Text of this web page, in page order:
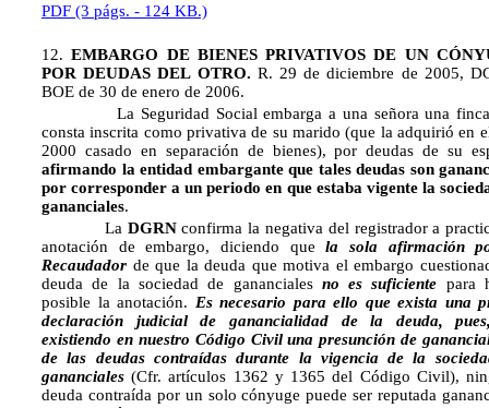
PDF (3 págs. - 124 KB.)
12.EMBARGO DE BIENES PRIVATIVOS DE UN
POR DEUDAS DEL OTRO. R. 29 de diciembre de 2005,
BOE de 30 de enero de 2006.
La Seguridad Social embarga a una señora una
consta inscrita como privativa de su marido (que la adquirió en
2000 casado en separación de bienes), por deudas de su
afirmando la entidad embargante que tales deudas son
por corresponder a un periodo en que estaba vigente la
gananciales.
La DGRNconfirma la negativa del registrador a
anotación de embargo, diciendo que la sola afirmación
Recaudador de que la deuda que motiva el embargo
deuda de la sociedad de gananciales no es suficiente para
posible la anotación. Es necesario para ello que exista una
declaración judicial de ganancialidad de la deuda,
existiendo en nuestro Código Civil una presunción de
de las deudas contraídas durante la vigencia de la
gananciales (Cfr. artículos 1362 y 1365 del Código Civil),
deuda contraída por un solo cónyuge puede ser reputada